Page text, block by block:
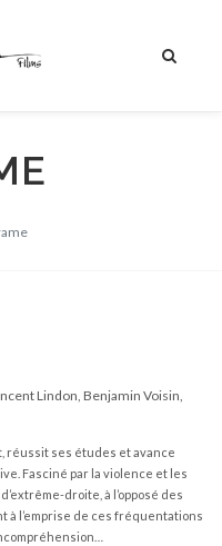
Lindon, Benjamin Voisin,
réussit ses études et avance
Fasciné par la violence et les
droite, à l’opposé des
à l’emprise de ces fréquentations